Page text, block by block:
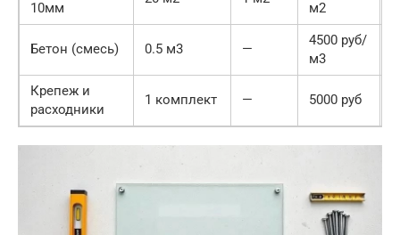
10мм
м2
Бетон (смесь) 0.5 м3 —
4500 руб/
м3
Крепеж и
расходники
1 комплект — 5000 руб